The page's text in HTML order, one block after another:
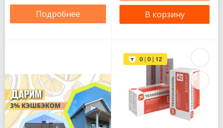
Подробнее В корзину